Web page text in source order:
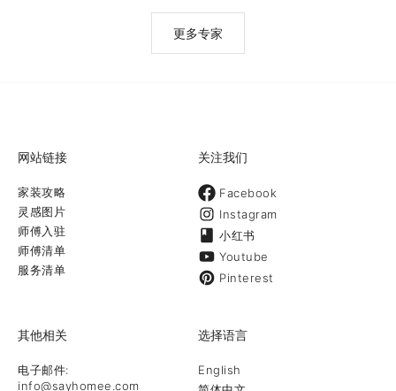
https://www.merakiinteriordesigns.com/Yelp:
更多专家
网站链接
家装攻略
灵感图片
师傅入驻
师傅清单
服务清单
关注我们
Facebook
Instagram
小红书
Youtube
Pinterest
其他相关
电子邮件:
info@sayhomee.com
选择语言
English